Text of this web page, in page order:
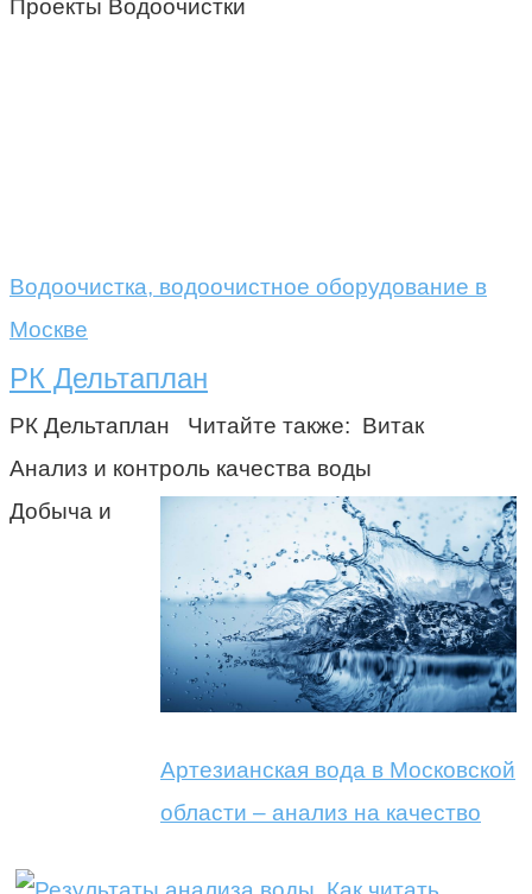
Проекты Водоочистки
Водоочистка, водоочистное оборудование в
Москве
РК Дельтаплан
РК Дельтаплан Читайте также: Витак
Анализ и контроль качества воды
Артезианская вода в Московской
области – анализ на качество
Добыча и